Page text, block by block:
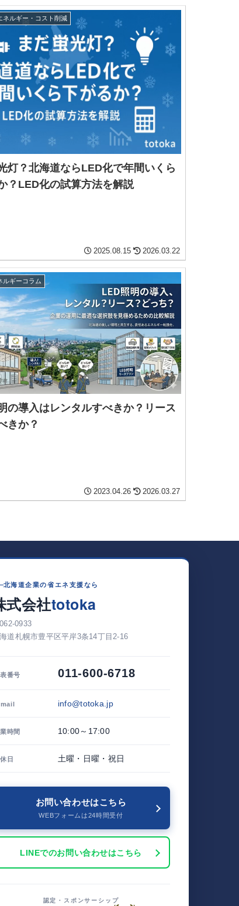
ネルギー・コスト削減
灯？北海道ならLED化で年間いくら
？LED化の試算方法を解説
2025.08.15 2026.03.22
ルギーコラム
の導入はレンタルすべきか？リース
きか？
2023.04.26 2026.03.27
北海道企業の省エネ支援なら
式会社totoka
0933
道札幌市豊平区平岸3条14丁目2-16
番号 011-600-6718
info@totoka.jp
時間 10:00～17:00
日 土曜・日曜・祝日
お問い合わせはこちら
WEBフォームは24時間受付
LINEでのお問い合わせはこちら
認定・スポンサーシップ